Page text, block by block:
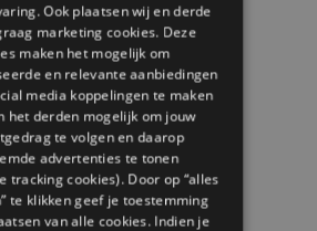
voor
als
Mok
je
Ook plaatsen wij en derde
marketing cookies. Deze
maken het mogelijk om
en relevante aanbiedingen
media koppelingen te maken
het derden mogelijk om jouw
te volgen en daarop
advertenties te tonen
tracking cookies). Door op “alles
te klikken geef je toestemming
van alle cookies. Indien je